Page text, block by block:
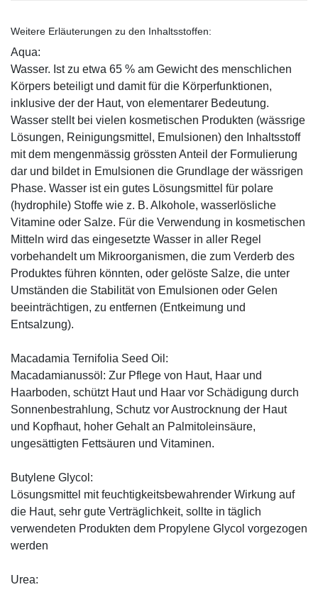
Weitere Erläuterungen zu den Inhaltsstoffen:
Aqua:
Wasser. Ist zu etwa 65 % am Gewicht des menschlichen
Körpers beteiligt und damit für die Körperfunktionen,
inklusive der der Haut, von elementarer Bedeutung.
Wasser stellt bei vielen kosmetischen Produkten (wässrige
Lösungen, Reinigungsmittel, Emulsionen) den Inhaltsstoff
mit dem mengenmässig grössten Anteil der Formulierung
dar und bildet in Emulsionen die Grundlage der wässrigen
Phase. Wasser ist ein gutes Lösungsmittel für polare
(hydrophile) Stoffe wie z. B. Alkohole, wasserlösliche
Vitamine oder Salze. Für die Verwendung in kosmetischen
Mitteln wird das eingesetzte Wasser in aller Regel
vorbehandelt um Mikroorganismen, die zum Verderb des
Produktes führen könnten, oder gelöste Salze, die unter
Umständen die Stabilität von Emulsionen oder Gelen
beeinträchtigen, zu entfernen (Entkeimung und
Entsalzung).
Macadamia Ternifolia Seed Oil:
Macadamianussöl: Zur Pflege von Haut, Haar und
Haarboden, schützt Haut und Haar vor Schädigung durch
Sonnenbestrahlung, Schutz vor Austrocknung der Haut
und Kopfhaut, hoher Gehalt an Palmitoleinsäure,
ungesättigten Fettsäuren und Vitaminen.
Butylene Glycol:
Lösungsmittel mit feuchtigkeitsbewahrender Wirkung auf
die Haut, sehr gute Verträglichkeit, sollte in täglich
verwendeten Produkten dem Propylene Glycol vorgezogen
werden
Urea: